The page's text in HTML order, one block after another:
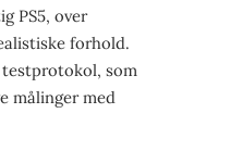
PS5, over
forhold.
som
målinger med